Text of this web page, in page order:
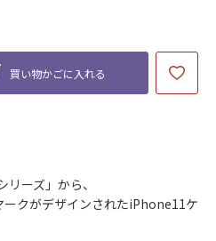
買い物かごに入れる
ーズ」から、
ークがデザインされたiPhone11ケ